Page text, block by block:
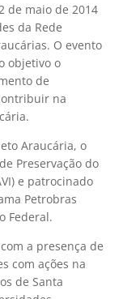
de maio de 2014
da Rede
O evento
objetivo o
de
na
Araucária, o
Preservação do
e patrocinado
Petrobras
Federal.
a presença de
com ações na
de Santa